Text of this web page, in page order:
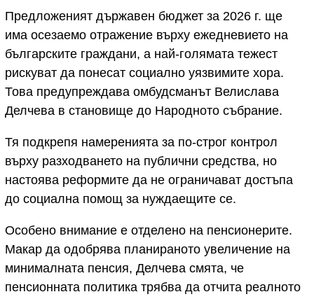
Предложеният държавен бюджет за 2026 г. ще
има осезаемо отражение върху ежедневието на
българските граждани, а най-голямата тежест
рискуват да понесат социално уязвимите хора.
Това предупреждава омбудсманът Велислава
Делчева в становище до Народното събрание.
Тя подкрепя намеренията за по-строг контрол
върху разходването на публични средства, но
настоява реформите да не ограничават достъпа
до социална помощ за нуждаещите се.
Особено внимание е отделено на пенсионерите.
Макар да одобрява планираното увеличение на
минималната пенсия, Делчева смята, че
пенсионната политика трябва да отчита реалното